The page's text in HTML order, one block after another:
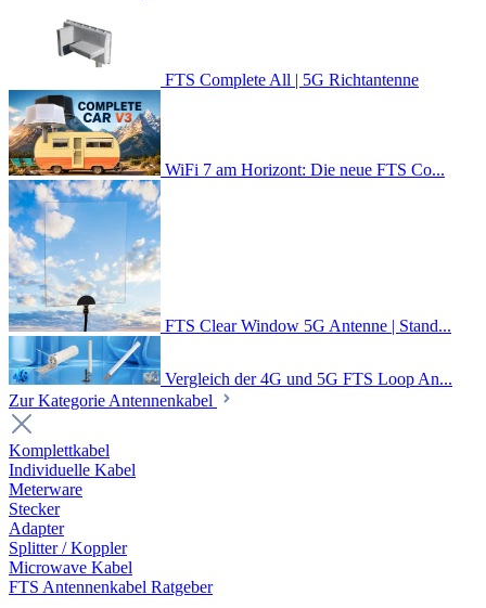
FTS Complete All | 5G Richtantenne
WiFi 7 am Horizont: Die neue FTS Co...
FTS Clear Window 5G Antenne | Stand...
Vergleich der 4G und 5G FTS Loop An...
Zur Kategorie Antennenkabel
Komplettkabel
Individuelle Kabel
Meterware
Stecker
Adapter
Splitter / Koppler
Microwave Kabel
FTS Antennenkabel Ratgeber